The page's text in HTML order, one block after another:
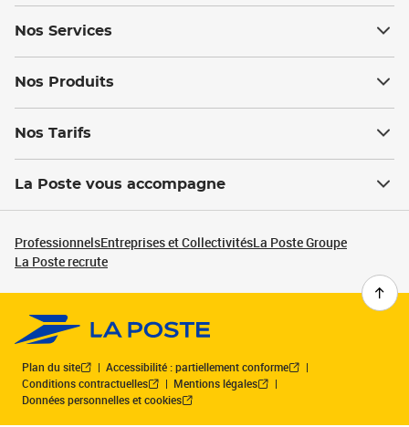
Nos Services
Nos Produits
Nos Tarifs
La Poste vous accompagne
ProfessionnelsEntreprises et CollectivitésLa Poste Groupe
La Poste recrute
Plan du site
Accessibilité : partiellement conforme
Conditions contractuelles
Mentions légales
Données personnelles et cookies